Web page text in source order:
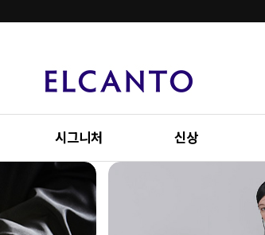
시그니처 신상